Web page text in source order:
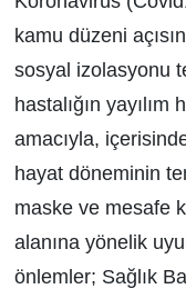
kamu düzeni
sosyal izolasyonu
hastalığın yayılım
amacıyla,
hayat döneminin
maske ve mesafe
alanına yönelik
önlemler; Sağlık